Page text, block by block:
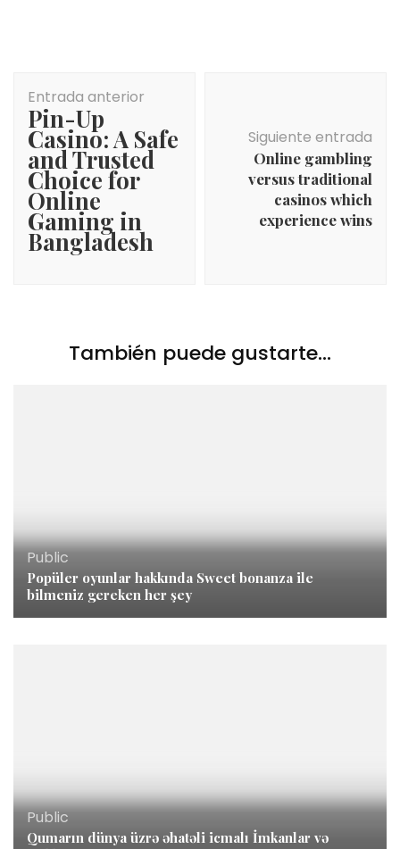
de
entradas
Entrada anterior
Pin-Up
Casino: A Safe
and Trusted
Choice for
Online
Gaming in
Bangladesh
Siguiente entrada
Online gambling
versus traditional
casinos which
experience wins
También puede gustarte...
Public
Popüler oyunlar hakkında Sweet bonanza ile
bilmeniz gereken her şey
Public
Qumarın dünya üzrə əhatəli icmalı İmkanlar və